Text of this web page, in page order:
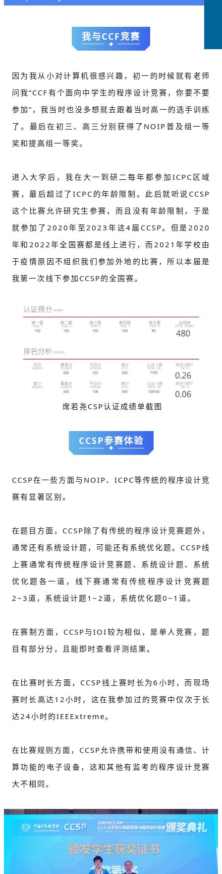
我与CCF竞赛
因为我从小对计算机很感兴趣，初一的时候就有老师
问我“CCF有个面向中学生的程序设计竞赛，你要不要
参加”，我当时也没多想就去跟着当时高一的选手训练
了。最后在初三、高三分别获得了NOIP普及组一等
奖和提高组一等奖。
进入大学后，我在大一到研二每年都参加ICPC区域
赛，最后超过了ICPC的年龄限制。此后就听说CCSP
这个比赛允许研究生参赛，而且没有年龄限制，于是
就参加了2020年至2023年这4届CCSP。但是2020
年和2022年全国赛都是线上进行，而2021年学校由
于疫情原因不组织我们参加外地的比赛，所以本届是
我第一次线下参加CCSP的全国赛。
席若尧CSP认证成绩单截图
CCSP参赛体验
CCSP在一些方面与NOIP、ICPC等传统的程序设计竞
赛有显著区别。
在题目方面，CCSP除了有传统的程序设计竞赛题外，
通常还有系统设计题，可能还有系统优化题。CCSP线
上赛通常有传统程序设计竞赛题、系统设计题、系统
优化题各一道，线下赛通常有传统程序设计竞赛题
2~3道，系统设计题1~2道，系统优化题0~1道。
在赛制方面，CCSP与IOI较为相似，是单人竞赛，题
目有部分分，且能即时查看评测结果。
在比赛时长方面，CCSP线上赛时长为6小时，而现场
赛时长高达12小时，这在我参加过的竞赛中仅次于长
达24小时的IEEExtreme。
在比赛规则方面，CCSP允许携带和使用没有通信、计
算功能的电子设备，这和其他有监考的程序设计竞赛
大不相同。